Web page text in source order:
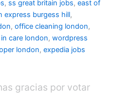
, ss great britain jobs, east of
express burgess hill,
, office cleaning london,
in care london, wordpress
london, expedia jobs
gracias por votar